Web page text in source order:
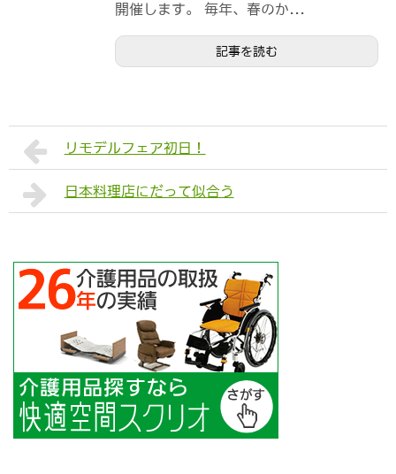
開催します。 毎年、春のか...
記事を読む
リモデルフェア初日！
日本料理店にだって似合う